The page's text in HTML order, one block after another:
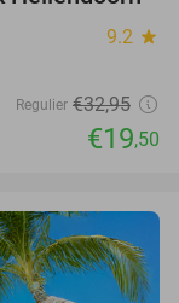
9.2 star
Regulier €32,95
€19,50